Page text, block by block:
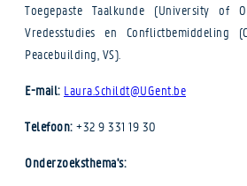
Toegepaste Taalkunde (University
Vredesstudies en Conflictbemiddeling
Peacebuilding, VS).
E-mail: Laura.Schildt@UGent.be
Telefoon: +32 9 331 19 30
Onderzoeksthema's: